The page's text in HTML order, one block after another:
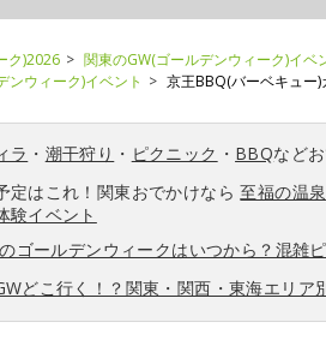
ク)2026 関東のGW(ゴールデンウィーク)イベ
ンウィーク)イベント
京王BBQ(バーベキュー)
ラ ・ 潮干狩り ・ ピクニック ・ BBQなど
定はこれ！関東おでかけなら至福の温泉
験イベント
ゴールデンウィークはいつから？混雑
どこ行く！？関東・関西・東海エリア